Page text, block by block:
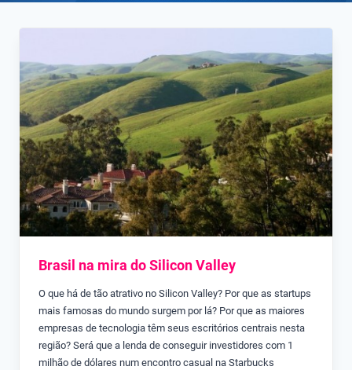
Brasil na mira do Silicon Valley
O que há de tão atrativo no Silicon Valley? Por que as startups
mais famosas do mundo surgem por lá? Por que as maiores
empresas de tecnologia têm seus escritórios centrais nesta
região? Será que a lenda de conseguir investidores com 1
milhão de dólares num encontro casual na Starbucks